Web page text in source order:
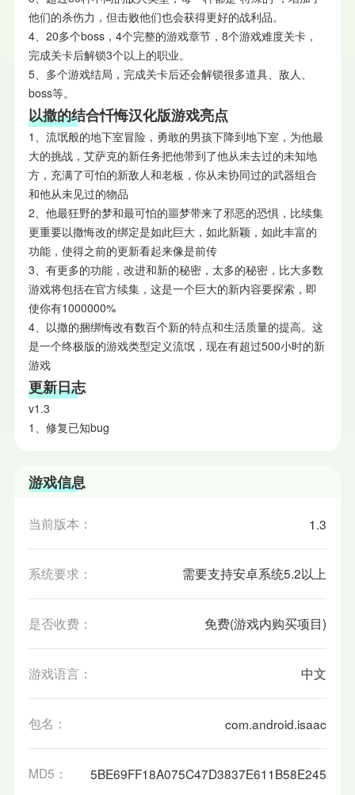
他们的杀伤力，但击败他们也会获得更好的战利品。
4、20多个boss，4个完整的游戏章节，8个游戏难度关卡，
完成关卡后解锁3个以上的职业。
5、多个游戏结局，完成关卡后还会解锁很多道具、敌人、
boss等。
以撒的结合忏悔汉化版游戏亮点
1、流氓般的地下室冒险，勇敢的男孩下降到地下室，为他最
大的挑战，艾萨克的新任务把他带到了他从未去过的未知地
方，充满了可怕的新敌人和老板，你从未协同过的武器组合
和他从未见过的物品
2、他最狂野的梦和最可怕的噩梦带来了邪恶的恐惧，比续集
更重要以撒悔改的绑定是如此巨大，如此新颖，如此丰富的
功能，使得之前的更新看起来像是前传
3、有更多的功能，改进和新的秘密，太多的秘密，比大多数
游戏将包括在官方续集，这是一个巨大的新内容要探索，即
使你有1000000%
4、以撒的捆绑悔改有数百个新的特点和生活质量的提高。这
是一个终极版的游戏类型定义流氓，现在有超过500小时的新
游戏
更新日志
v1.3
1、修复已知bug
游戏信息
当前版本： 1.3
系统要求： 需要支持安卓系统5.2以上
是否收费： 免费(游戏内购买项目)
游戏语言： 中文
包名： com.android.isaac
MD5： 5BE69FF18A075C47D3837E611B58E245